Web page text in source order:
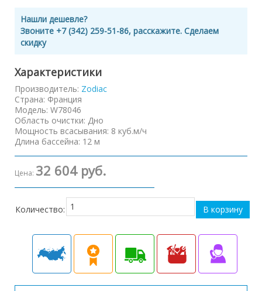
Нашли дешевле?
Звоните +7 (342) 259-51-86, расскажите. Сделаем
скидку
Характеристики
Производитель: Zodiac
Страна: Франция
Модель: W78046
Область очистки: Дно
Мощность всасывания: 8 куб.м/ч
Длина бассейна: 12 м
Цена: 32 604 руб.
Количество: